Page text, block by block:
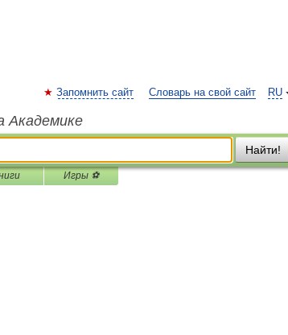
RU
Запомнить сайт Словарь на свой сайт
Академике
Найти!
Игры ⚽